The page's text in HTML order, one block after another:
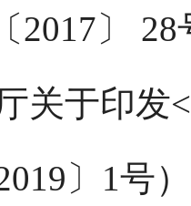
2017〕
关于印发
〕1号）